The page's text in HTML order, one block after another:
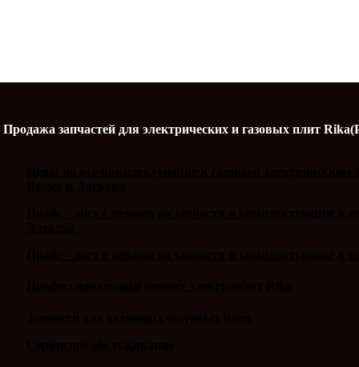
Продажа запчастей для электрических и газовых плит